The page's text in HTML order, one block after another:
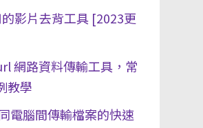
影片去背工具 [2023更
網路資料傳輸工具，常
教學
電腦間傳輸檔案的快速